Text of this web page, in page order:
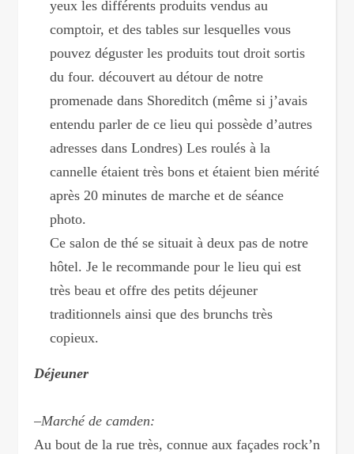
yeux les différents produits vendus au
comptoir, et des tables sur lesquelles vous
pouvez déguster les produits tout droit sortis
du four. découvert au détour de notre
promenade dans Shoreditch (même si j’avais
entendu parler de ce lieu qui possède d’autres
adresses dans Londres) Les roulés à la
cannelle étaient très bons et étaient bien mérité
après 20 minutes de marche et de séance
photo.
Ce salon de thé se situait à deux pas de notre
hôtel. Je le recommande pour le lieu qui est
très beau et offre des petits déjeuner
traditionnels ainsi que des brunchs très
copieux.
Déjeuner
–Marché de camden:
Au bout de la rue très, connue aux façades rock’n